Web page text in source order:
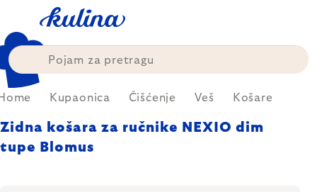
content
Kupaonica Čišćenje Veš Košare
Zidna košara za ručnike NEXIO dim
tupe Blomus